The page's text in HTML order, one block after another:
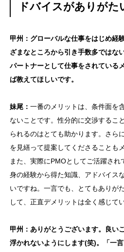
ドバイスがありがた
甲州：グローバルな仕事をはじめ経
ざまなところから引き手数多ではな
パートナーとして仕事をされている
ば教えてほしいです。
妹尾： 一番のメリットは、条件面を
ないことです。性分的に交渉するこ
られるのはとても助かります。さら
を見繕って提案してくださることも
また、実際にPMOとしてご活躍され
身の経験から得た知識、アドバイス
いですね。一言でも、とてもありが
して、正直デメリットは全く感じて
甲州：ありがとうございます。良い
浮かれないようにします(笑)。「一